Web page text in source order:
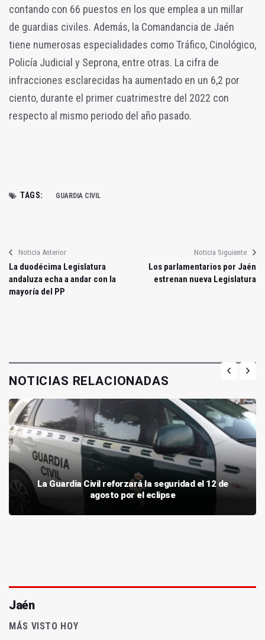
contando con 66 puestos en los que emplea a un millar
de guardias civiles. Además, la Comandancia de Jaén
tiene numerosas especialidades como Tráfico, Cinológico,
Policía Judicial y Seprona, entre otras. La cifra de
infracciones esclarecidas ha aumentado en un 6,2 por
ciento, durante el primer cuatrimestre del 2022 con
respecto al mismo periodo del año pasado.
TAGS: GUARDIA CIVIL
Noticia Anterior
La duodécima Legislatura
andaluza echa a andar con la
mayoría del PP
Noticia Siguiente
Los parlamentarios por Jaén
estrenan nueva Legislatura
NOTICIAS RELACIONADAS
La Guardia Civil reforzará la seguridad el 12 de
agosto por el eclipse
Jaén
MÁS VISTO HOY